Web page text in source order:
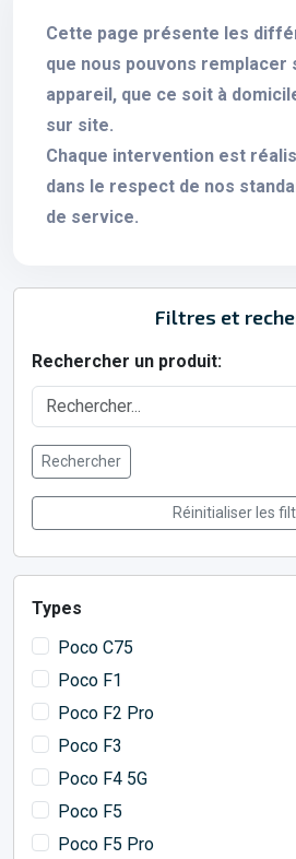
Cette page présente les
que nous pouvons remplacer
appareil, que ce soit à
sur site.
Chaque intervention est
dans le respect de nos
de service.
Filtres et
Rechercher un produit:
Rechercher
Réinitialiser les
Types
Poco C75
Poco F1
Poco F2 Pro
Poco F3
Poco F4 5G
Poco F5
Poco F5 Pro